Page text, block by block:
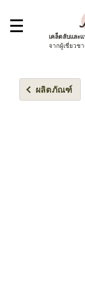
เคล็ดลับและ
จากผู้เชี่ยวช
ผลิตภัณฑ์